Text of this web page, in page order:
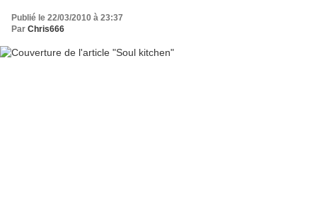
Publié le 22/03/2010 à 23:37
Par Chris666